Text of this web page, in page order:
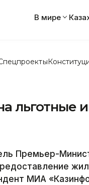
В мире
льготные
Премьер-
МИА